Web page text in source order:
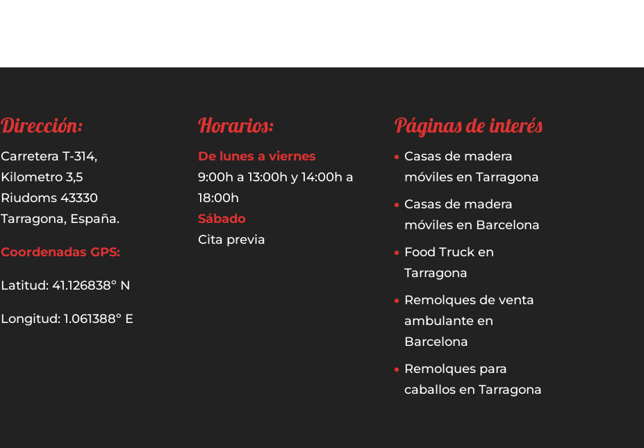
Dirección:
Carretera T-314,
Kilometro 3,5
Riudoms 43330
Tarragona, España.
Coordenadas GPS:
Latitud: 41.126838º N
Longitud: 1.061388º E
Horarios:
De lunes a viernes
9:00h a 13:00h y 14:00h a
18:00h
Sábado
Cita previa
Páginas de interés
Casas de madera
móviles en Tarragona
Casas de madera
móviles en Barcelona
Food Truck en
Tarragona
Remolques de venta
ambulante en
Barcelona
Remolques para
caballos en Tarragona